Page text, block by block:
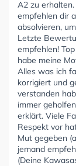
A2 zu
empfehlen dir
absolvieren,
Letzte
empfehlen!
habe meine
Alles was ich
korrigiert und
verstanden
immer
erklärt. Viele
Respekt vor
Mut gegeben
jemand
(Deine